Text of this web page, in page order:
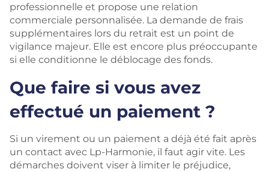
professionnelle et propose une relation
commerciale personnalisée. La demande de frais
supplémentaires lors du retrait est un point de
vigilance majeur. Elle est encore plus préoccupante
si elle conditionne le déblocage des fonds.
Que faire si vous avez
effectué un paiement ?
Si un virement ou un paiement a déjà été fait après
un contact avec Lp-Harmonie, il faut agir vite. Les
démarches doivent viser à limiter le préjudice,